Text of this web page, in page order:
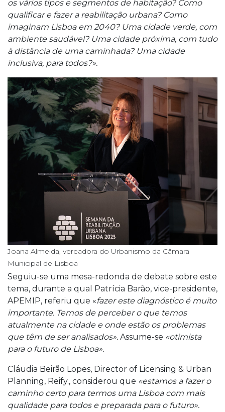
os vários tipos e segmentos de habitação? Como
qualificar e fazer a reabilitação urbana? Como
imaginam Lisboa em 2040? Uma cidade verde, com
ambiente saudável? Uma cidade próxima, com tudo
à distância de uma caminhada? Uma cidade
inclusiva, para todos?».
Joana Almeida, vereadora do Urbanismo da Câmara
Municipal de Lisboa
Seguiu-se uma mesa-redonda de debate sobre este
tema, durante a qual Patrícia Barão, vice-presidente,
APEMIP, referiu que «fazer este diagnóstico é muito
importante. Temos de perceber o que temos
atualmente na cidade e onde estão os problemas
que têm de ser analisados». Assume-se «otimista
para o futuro de Lisboa».
Cláudia Beirão Lopes, Director of Licensing & Urban
Planning, Reify., considerou que «estamos a fazer o
caminho certo para termos uma Lisboa com mais
qualidade para todos e preparada para o futuro».